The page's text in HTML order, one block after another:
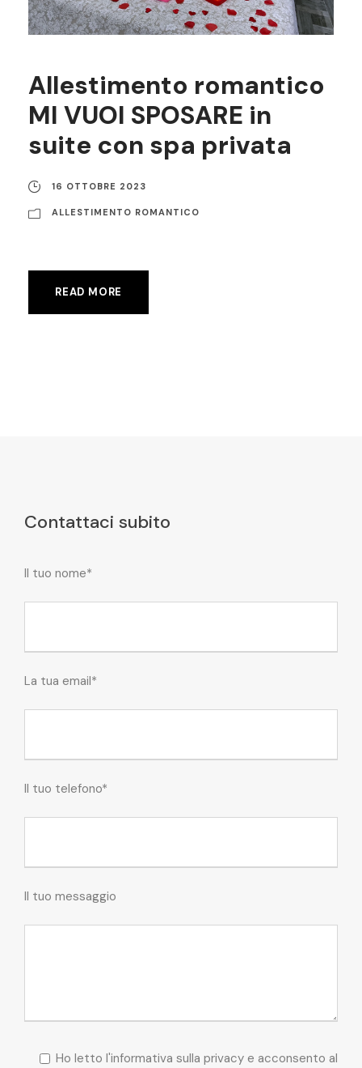
Allestimento romantico
MI VUOI SPOSARE in
suite con spa privata
16 OTTOBRE 2023
ALLESTIMENTO ROMANTICO
READ MORE
Contattaci subito
Il tuo nome*
La tua email*
Il tuo telefono*
Il tuo messaggio
Ho letto l'informativa sulla privacy e acconsento al